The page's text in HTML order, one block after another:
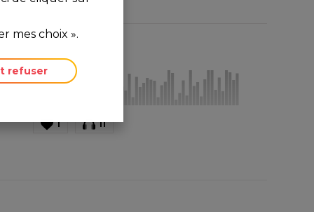
1 11
mes choix ».
refuser